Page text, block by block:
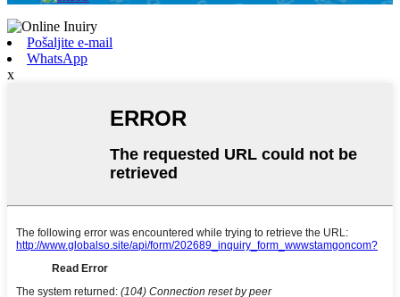
Pošaljite e-mail
WhatsApp
x